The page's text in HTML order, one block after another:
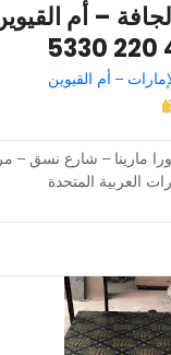
– أم
– أم القيوين
مارينا – شارع نسق
العربية المتحدة